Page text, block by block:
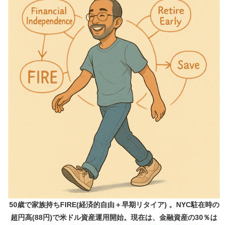
50歳で家族持ちFIRE(経済的自由＋早期リタイア) 。NYC駐在時の
超円高(88円)で米ドル資産運用開始。現在は、金融資産の30％は